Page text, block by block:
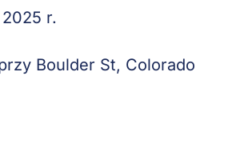
r.
Boulder St, Colorado